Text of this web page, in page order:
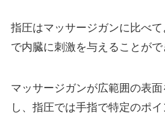
指圧はマッサージガンに比べ
で内臓に刺激を与えることがで
マッサージガンが広範囲の表
し、指圧では手指で特定のポ